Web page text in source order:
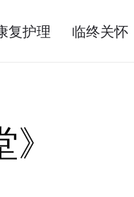
复护理 临终关怀